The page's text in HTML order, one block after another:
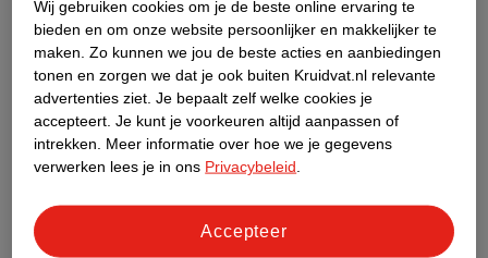
een kunstwerk van klei. Of maak een prachtige tekening of
schilderij en lijst deze voor haar in.
Cadeau-inspiratie tip #4: last-minute
moederdagcadeaus
Ben je een beetje laat met het regelen van een cadeau voor
moederdagcadeaus die je ook nog last-minute in huis kunt halen
of zelfs direct bij haar thuis kunt laten bezorgen.
Wij gebruiken cookies om je de beste online ervaring te
bieden en om onze website persoonlijker en makkelijker te
maken. Zo kunnen we jou de beste acties en aanbiedingen
tonen en zorgen we dat je ook buiten Kruidvat.nl relevante
advertenties ziet. Je bepaalt zelf welke cookies je
accepteert. Je kunt je voorkeuren altijd aanpassen of
intrekken.
Meer informatie over hoe we je gegevens
verwerken lees je in ons Privacybeleid
Accepteer